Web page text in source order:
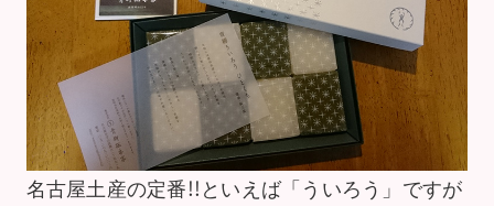
名古屋土産の定番!!といえば「ういろう」ですが